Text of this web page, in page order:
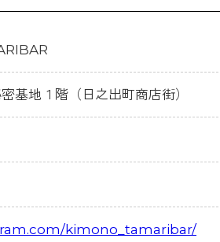
地１階（日之出町商店街）
kimono_tamaribar/